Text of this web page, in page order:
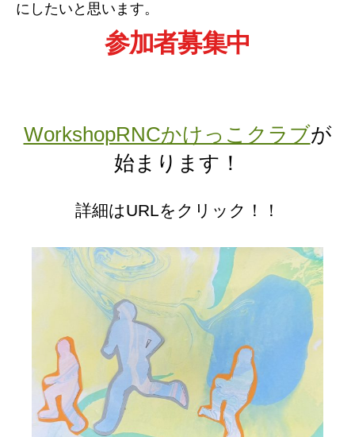
にしたいと思います。
参加者募集中
WorkshopRNCかけっこクラブが
始まります！
詳細はURLをクリック！！